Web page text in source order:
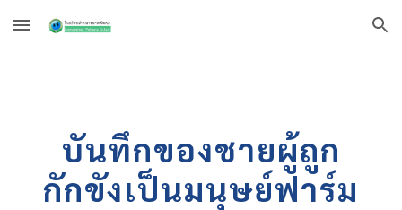
Skip to main content Skip to navigation
บันทึกของชายผู้ถูก
กักขังเป็นมนุษย์ฟาร์ม